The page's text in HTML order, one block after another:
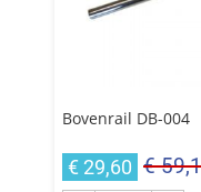
Bovenrail DB-004
€ 29,60 €